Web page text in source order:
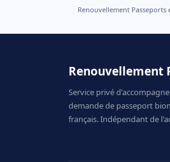
Renouvellement
Renouvellement
Service privé
demande de passeport
français. Indépendant de